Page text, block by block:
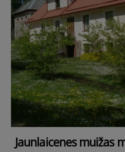
Jaunlaicenes muižas